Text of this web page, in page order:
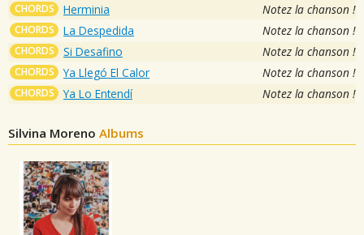
CHORDS Herminia Notez la chanson !
CHORDS La Despedida Notez la chanson !
CHORDS Si Desafino Notez la chanson !
CHORDS Ya Llegó El Calor Notez la chanson !
CHORDS Ya Lo Entendí Notez la chanson !
Silvina Moreno Albums